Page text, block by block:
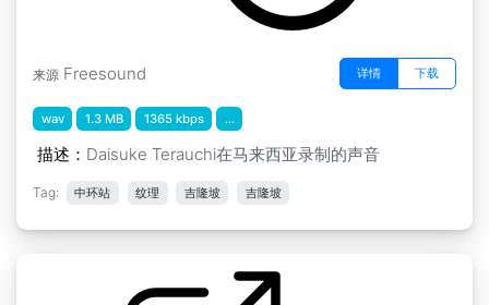
来源 Freesound 详情 下载
wav 1.3 MB 1365 kbps ...
描述： Daisuke Terauchi在马来西亚录制的声音
Tag: 中环站 纹理 吉隆坡 吉隆坡